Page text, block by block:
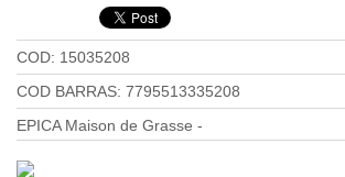
COD: 15035208
COD BARRAS: 7795513335208
EPICA Maison de Grasse -